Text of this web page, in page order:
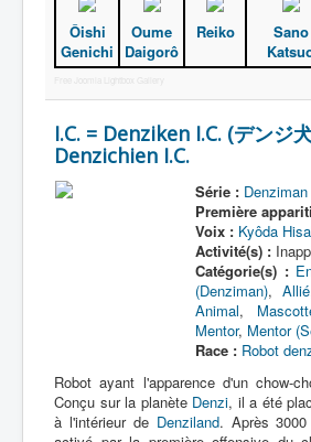
Mechas
Objets
Lieux
Épisodes
Chronologie
Autres
Ôishi
Genichi
Oume
Daigorô
Reiko
Sano
I.C. = Denziken I.C. (デンジ
Denzichien I.C.
Série : Denziman
Première
Voix : Kyôda
Activité(s) :
Catégorie(s) :
(Denziman), Allié
Animal,
Mentor, Mentor
Race : Robot
Robot ayant l'apparence d'un chow-
Conçu sur la planète Denzi, il a été
à l'intérieur de Denziland. Après